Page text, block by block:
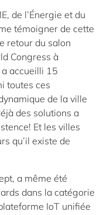
de l’Énergie et du
témoigner de cette
retour du salon
Congress à
accueilli 15
toutes ces
de la ville
des solutions a
Et les villes
qu’il existe de
a même été
dans la catégorie
IoT unifiée